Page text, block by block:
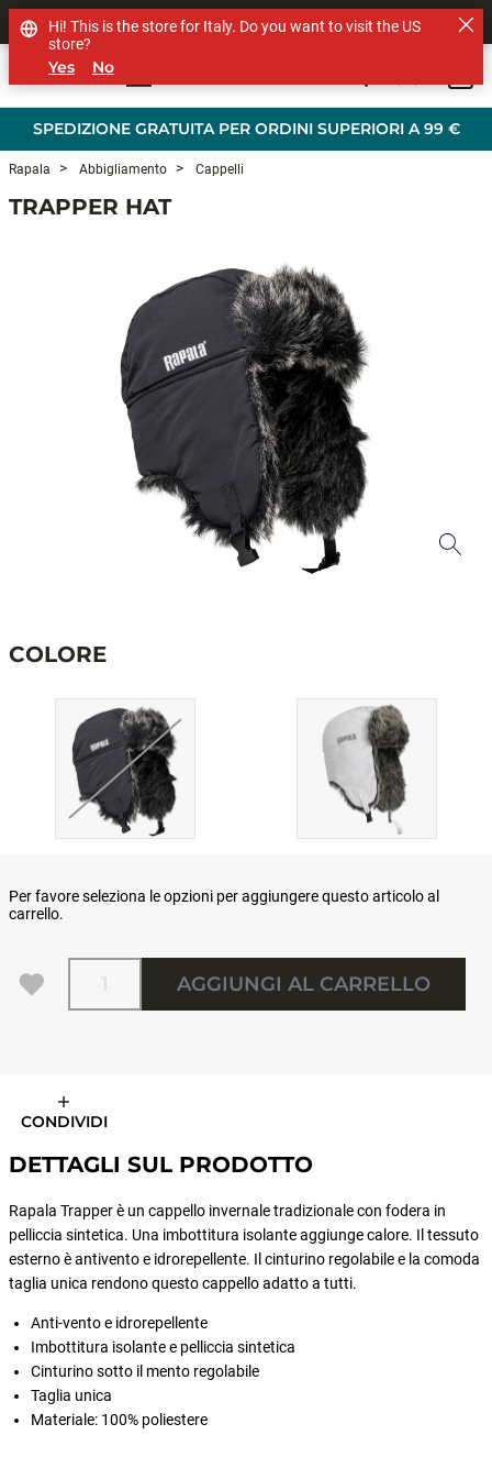
SPEDIZIONE GRATUITA PER ORDINI SUPERIORI A 99 €
SHOP OTHER BRANDS
Rapala Abbigliamento Cappelli
TRAPPER HAT
COLORE
Per favore seleziona le opzioni per aggiungere questo articolo al
carrello.
Quantità
AGGIUNGI AL CARRELLO
CONDIVIDI
DETTAGLI SUL PRODOTTO
Rapala Trapper è un cappello invernale tradizionale con fodera in
pelliccia sintetica. Una imbottitura isolante aggiunge calore. Il tessuto
esterno è antivento e idrorepellente. Il cinturino regolabile e la comoda
taglia unica rendono questo cappello adatto a tutti.
Anti-vento e idrorepellente
Imbottitura isolante e pelliccia sintetica
Cinturino sotto il mento regolabile
Taglia unica
Materiale: 100% poliestere
Hi! This is the store for Italy. Do you want to visit the US
store?
Yes No